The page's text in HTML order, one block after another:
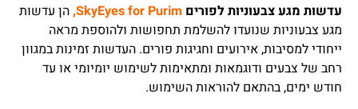
עדשות מגע צבעוניות לפורים SkyEyes for Purim, הן עדשות
מגע צבעוניות שנועדו להשלמת תחפושות ולהוספת מראה
ייחודי למסיבות, אירועים וחגיגות פורים. העדשות זמינות במגוון
רחב של צבעים ודוגמאות ומתאימות לשימוש יומיומי או עד
חודש ימים, בהתאם להוראות השימוש.